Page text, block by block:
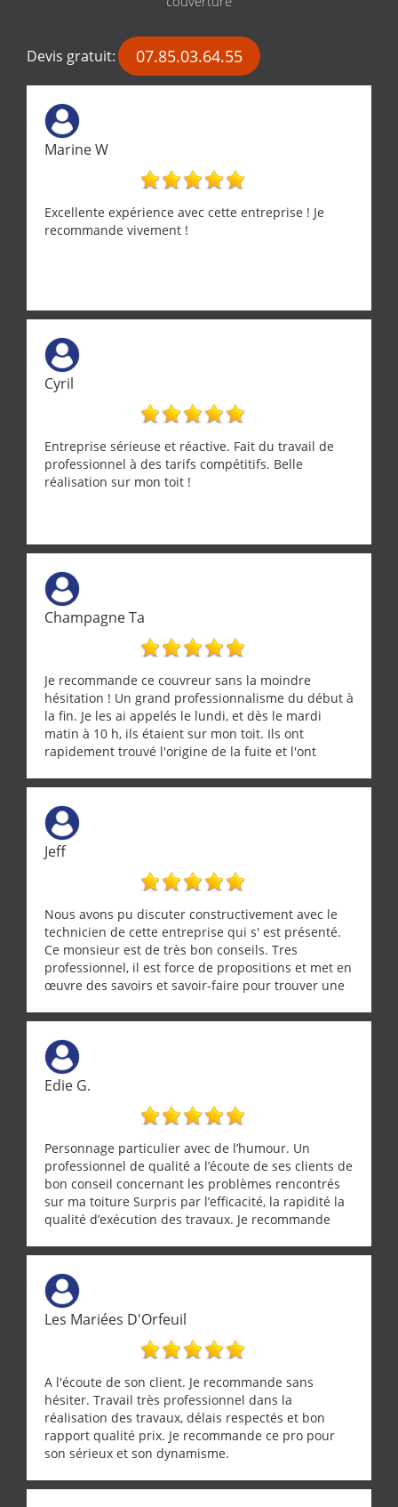
Devis gratuit: 07.85.03.64.55
Marine W
Excellente expérience avec cette entreprise ! Je
recommande vivement !
Cyril
Entreprise sérieuse et réactive. Fait du travail de
professionnel à des tarifs compétitifs. Belle
réalisation sur mon toit !
Champagne Ta
Je recommande ce couvreur sans la moindre
hésitation ! Un grand professionnalisme du début à
la fin. Je les ai appelés le lundi, et dès le mardi
matin à 10 h, ils étaient sur mon toit. Ils ont
rapidement trouvé l'origine de la fuite et l'ont
Une équipe sérieuse, réactive et compétente. C'est
vraiment rassurant de pouvoir compter sur des
artisans aussi professionnels. Merci encore !
Jeff
Nous avons pu discuter constructivement avec le
technicien de cette entreprise qui s' est présenté.
Ce monsieur est de très bon conseils. Tres
professionnel, il est force de propositions et met en
œuvre des savoirs et savoir-faire pour trouver une
demande de l écoute et de la considération, ce qui
ne se trouve que chez les pationnés de leur métier.
Merci a ce monsieur pour sa disponibilité
Edie G.
Personnage particulier avec de l’humour. Un
professionnel de qualité a l’écoute de ses clients de
bon conseil concernant les problèmes rencontrés
sur ma toiture Surpris par l’efficacité, la rapidité la
qualité d’exécution des travaux. Je recommande
Les Mariées D'Orfeuil
A l'écoute de son client. Je recommande sans
hésiter. Travail très professionnel dans la
réalisation des travaux, délais respectés et bon
rapport qualité prix. Je recommande ce pro pour
son sérieux et son dynamisme.